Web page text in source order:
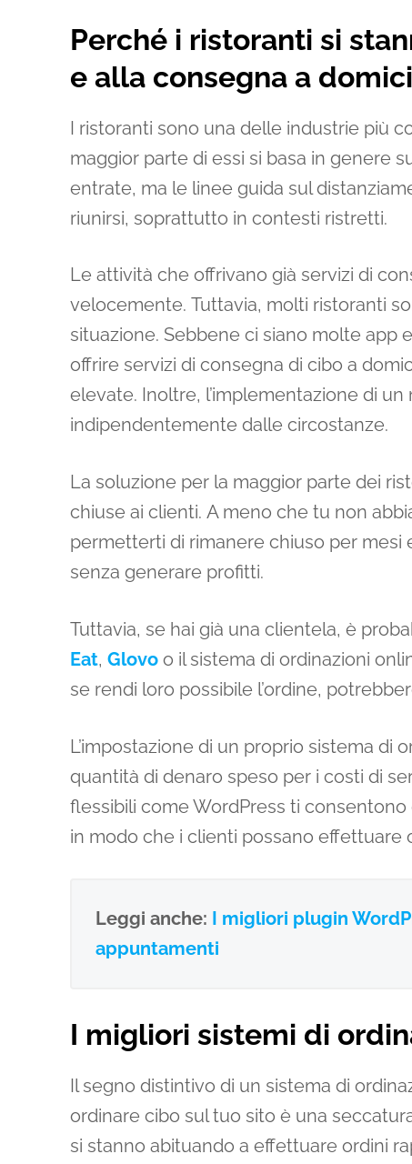
Perché i ristoranti si
e alla consegna a
I ristoranti sono una delle industrie più
maggior parte di essi si basa in genere
entrate, ma le linee guida sul
riunirsi, soprattutto in contesti ristretti.
Le attività che offrivano già servizi di
velocemente. Tuttavia, molti ristoranti
situazione. Sebbene ci siano molte app
offrire servizi di consegna di cibo a
elevate. Inoltre, l’implementazione di
indipendentemente dalle circostanze.
La soluzione per la maggior parte dei
chiuse ai clienti. A meno che tu non
permetterti di rimanere chiuso per mesi
senza generare profitti.
Tuttavia, se hai già una clientela, è
Eat, Glovo o il sistema di ordinazioni
se rendi loro possibile l’ordine,
L’impostazione di un proprio sistema di
quantità di denaro speso per i costi di
flessibili come WordPress ti
in modo che i clienti possano effettuare
Leggi anche: I migliori plugin
appuntamenti
I migliori sistemi di
Il segno distintivo di un sistema di
ordinare cibo sul tuo sito è una
si stanno abituando a effettuare ordini